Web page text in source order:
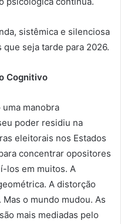
sistêmica e silenciosa
seja tarde para 2026.
Cognitivo
manobra
poder residiu na
eleitorais nos Estados
concentrar opositores
los em muitos. A
A distorção
o mundo mudou. As
mais mediadas pelo